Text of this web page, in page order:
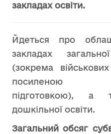
закладах освіти.
Йдеться про
закладах
(зокрема
посиленою
підготовкою), а
дошкільної освіти.
Загальний обсяг